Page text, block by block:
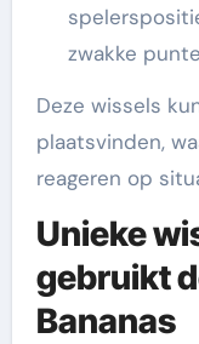
zwakke
Deze wissels
plaatsvinden,
reageren op
Unieke
gebruikt
Bananas